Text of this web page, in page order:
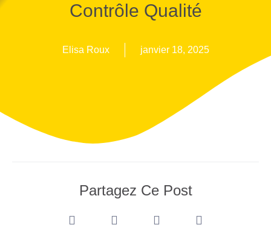
Contrôle Qualité
Elisa Roux janvier 18, 2025
Partagez Ce Post